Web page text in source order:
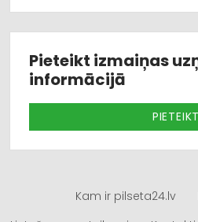
Pieteikt izmaiņas
informācijā
PIETEIKT
Kam ir pilseta24.lv